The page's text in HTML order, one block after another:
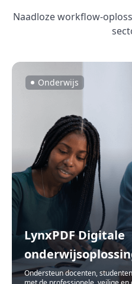
Naadloze workflow-
Onderwijs
LynxPDF Digitale
Ondersteun docenten,